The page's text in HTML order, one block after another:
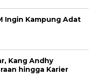
Ingin Kampung Adat
Kang Andhy
hingga Karier